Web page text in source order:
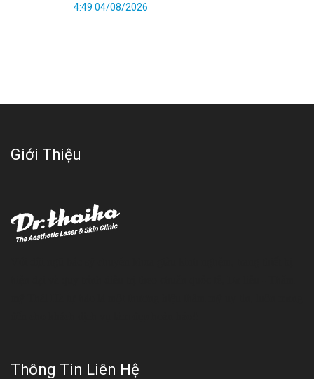
4:49 04/08/2026
Giới Thiệu
Thông Tin Liên Hệ